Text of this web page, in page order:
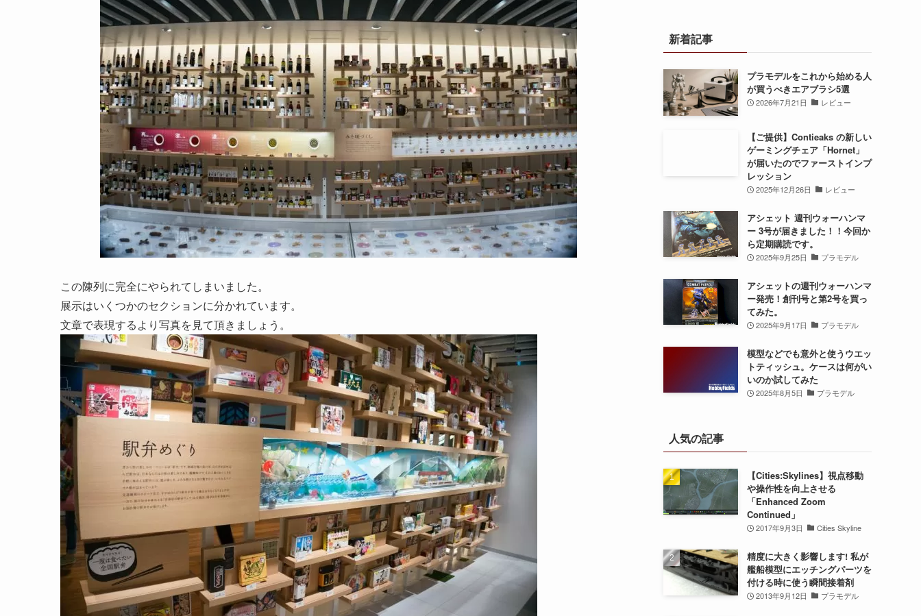
この陳列に完全にやられてしまいました。
展示はいくつかのセクションに分かれています。
文章で表現するより写真を見て頂きましょう。
新着記事
プラモデルをこれから始める人
が買うべきエアブラシ5選
2026年7月21日 レビュー
【ご提供】Contieaks の新しい
ゲーミングチェア「Hornet」
が届いたのでファーストインプ
レッション
2025年12月26日 レビュー
アシェット 週刊ウォーハンマ
ー 3号が届きました！！今回か
ら定期購読です。
2025年9月25日 プラモデル
アシェットの週刊ウォーハンマ
ー発売！創刊号と第2号を買っ
てみた。
2025年9月17日 プラモデル
模型などでも意外と使うウエッ
トティッシュ。ケースは何がい
いのか試してみた
2025年8月5日 プラモデル
人気の記事
【Cities:Skylines】視点移動
や操作性を向上させる
「Enhanced Zoom
Continued」
2017年9月3日 Cities Skyline
精度に大きく影響します! 私が
艦船模型にエッチングパーツを
付ける時に使う瞬間接着剤
2013年9月12日 プラモデル